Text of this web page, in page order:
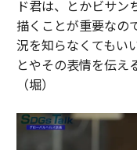
ド君は、とかビサン
描くことが重要なの
況を知らなくてもい
とやその表情を伝え
（堀）